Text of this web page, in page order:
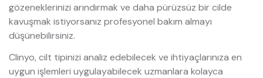
gözeneklerinizi arındırmak ve daha pürüzsüz bir cilde
kavuşmak istiyorsanız profesyonel bakım almayı
düşünebilirsiniz.
Clinyo, cilt tipinizi analiz edebilecek ve ihtiyaçlarınıza en
uygun işlemleri uygulayabilecek uzmanlara kolayca